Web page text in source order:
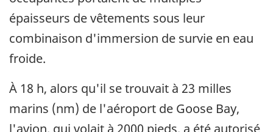
épaisseurs de vêtements sous leur
combinaison d'immersion de survie en eau
froide.
À 18 h, alors qu'il se trouvait à 23 milles
marins (nm) de l'aéroport de Goose Bay,
l'avion, qui volait à 2000 pieds, a été autorisé